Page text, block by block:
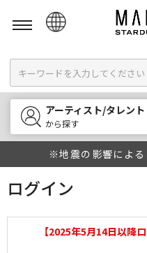
English
한국어
中文
アーティスト/タレント
から探す
※地震の影響による
ログイン
【2025年5月14日以降